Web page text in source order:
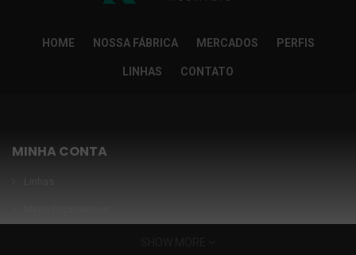
HOME NOSSA FÁBRICA MERCADOS PERFIS
LINHAS CONTATO
MINHA CONTA